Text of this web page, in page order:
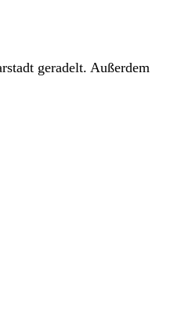
geradelt. Außerdem